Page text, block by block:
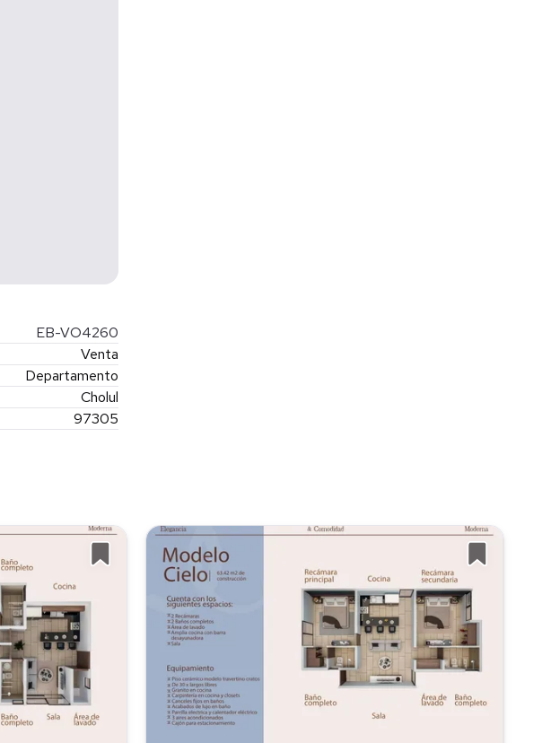
EB-VO4260
Venta
Departamento
Cholul
97305